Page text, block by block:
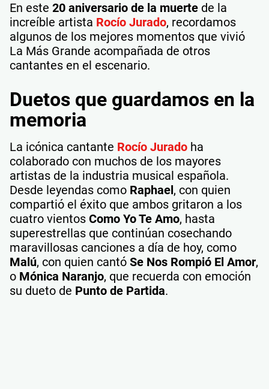
En este 20 aniversario de la muerte de la
increíble artista Rocío Jurado, recordamos
algunos de los mejores momentos que vivió
La Más Grande acompañada de otros
cantantes en el escenario.
Duetos que guardamos en la
memoria
La icónica cantante Rocío Jurado ha
colaborado con muchos de los mayores
artistas de la industria musical española.
Desde leyendas como Raphael, con quien
compartió el éxito que ambos gritaron a los
cuatro vientos Como Yo Te Amo, hasta
superestrellas que continúan cosechando
maravillosas canciones a día de hoy, como
Malú, con quien cantó Se Nos Rompió El Amor,
o Mónica Naranjo, que recuerda con emoción
su dueto de Punto de Partida.